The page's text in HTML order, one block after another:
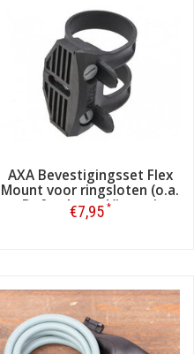
AXA Bevestigingsset Flex
Mount voor ringsloten (o.a.
Defender en Victory)
€7,95 *